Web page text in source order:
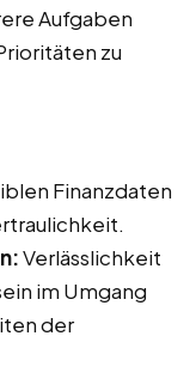
Aufgaben
zu
Finanzdaten
Verlässlichkeit
im Umgang
der